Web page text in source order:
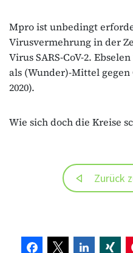
Mpro ist unbedingt
Virusvermehrung in der
Virus SARS-CoV-2.
als (Wunder)-Mittel gegen
2020).
Wie sich doch die Kreise
Zurück